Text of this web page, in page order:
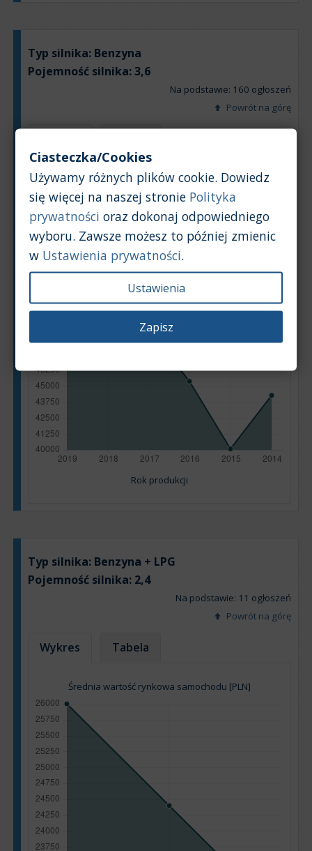
Typ silnika: Benzyna
Pojemność silnika:3,6
Na podstawie: 160 ogłoszeń
Powrót na górę
Średnia wartość rynkowa samochodu [PLN]
Rok produkcji
Typ silnika: Benzyna + LPG
Pojemność silnika: 2,4
Na podstawie: 11 ogłoszeń
Powrót na górę
Wykres Tabela
Średnia wartość rynkowa samochodu [PLN]
Ciasteczka/Cookies
Używamy różnych plików cookie. Dowiedz
się więcej na naszej stronie Polityka
prywatności oraz dokonaj odpowiedniego
wyboru. Zawsze możesz to później zmienic
w Ustawienia prywatności.
Ustawienia
Zapisz